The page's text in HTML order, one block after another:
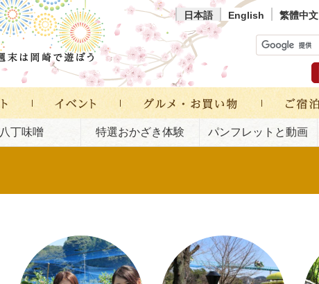
日本語 English 繁體中文
八丁味噌 特選おかざき体験 パンフレットと動画